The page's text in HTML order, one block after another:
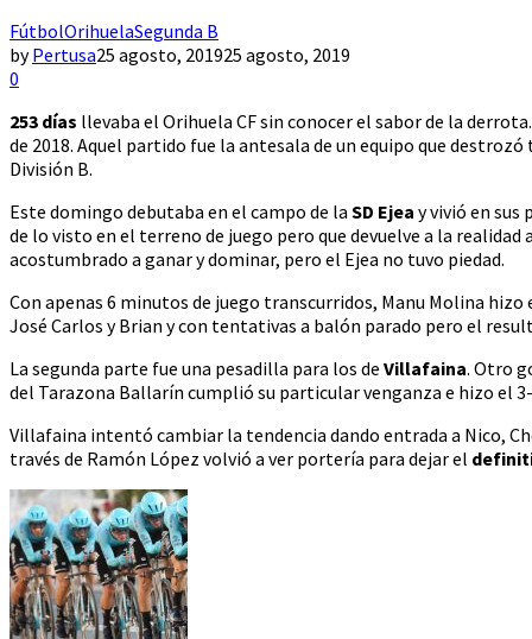
FútbolOrihuelaSegunda B
byPertusa25 agosto, 201925 agosto, 2019
0
253 días llevaba el Orihuela CF sin conocer el sabor de la
de 2018. Aquel partido fue la antesala de un equipo que
División B.
Este domingo debutaba en el campo de la SD Ejea y vivió en sus
de lo visto en el terreno de juego pero que devuelve a la
acostumbrado a ganar y dominar, pero el Ejea no tuvo piedad.
Con apenas 6 minutos de juego transcurridos, Manu Molina
José Carlos y Brian y con tentativas a balón parado pero el
La segunda parte fue una pesadilla para los de Villafaina. Otro
del Tarazona Ballarín cumplió su particular venganza e hizo el
Villafaina intentó cambiar la tendencia dando entrada a Nico,
través de Ramón López volvió a ver portería para dejar el